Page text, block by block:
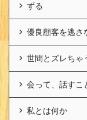
ずる
優良顧客を逃さ
世間とズレちゃ
会って、話すこ
私とは何か